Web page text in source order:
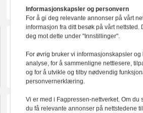
Informasjonskapsler og personvern
For å gi deg relevante annonser på vårt
informasjon fra ditt besøk på vårt nettsted.
deg mot dette under "Innstillinger".
For øvrig bruker vi informasjonskapsler
analyse, for å sammenligne nettlesere,
og for å utvikle og tilby nødvendig
personvernerklæring.
Vi er med i Fagpressen-nettverket. Om du
du få relevante annonser på nettstedene